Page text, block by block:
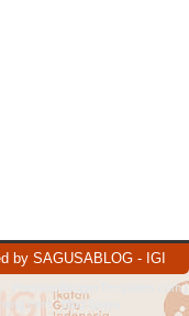
by SAGUSABLOG- IGI
PremiumBloggerTemplates.com|
-Blog Siswa